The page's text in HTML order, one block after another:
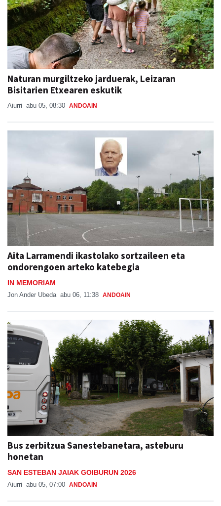
Naturan murgiltzeko jarduerak, Leizaran
Bisitarien Etxearen eskutik
Aiurri abu 05, 08:30 ANDOAIN
Aita Larramendi ikastolako sortzaileen eta
ondorengoen arteko katebegia
IN MEMORIAM
Jon Ander Ubeda abu 06, 11:38 ANDOAIN
Bus zerbitzua Sanestebanetara, asteburu
honetan
SAN ESTEBAN JAIAK GOIBURUN 2026
Aiurri abu 05, 07:00 ANDOAIN